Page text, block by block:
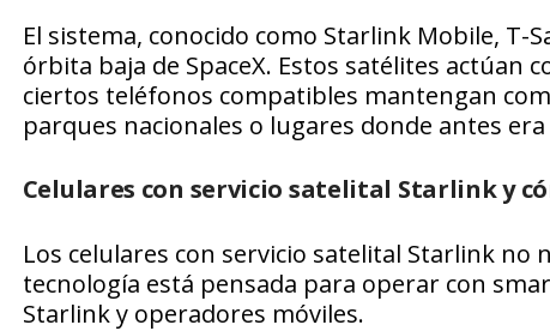
El sistema, conocido como Starlink Mobile, T-
órbita baja de SpaceX. Estos satélites actúan
ciertos teléfonos compatibles mantengan
parques nacionales o lugares donde antes
Celulares con servicio satelital Starlink y
Los celulares con servicio satelital Starlink no
tecnología está pensada para operar con
Starlink y operadores móviles.